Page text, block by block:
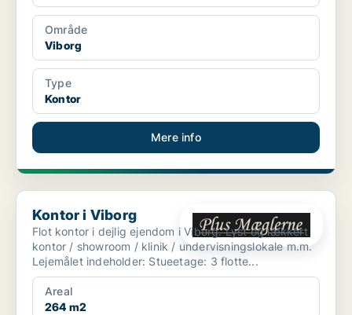
Område
Viborg
Type
Kontor
Mere info
Kontor i Viborg
Kontor i Viborg
Flot kontor i dejlig ejendom i Viborg. Lyst og lækkert
kontor / showroom / klinik / undervisningslokale m.m.
Lejemålet indeholder: Stueetage: 3 flotte...
Areal
264 m2